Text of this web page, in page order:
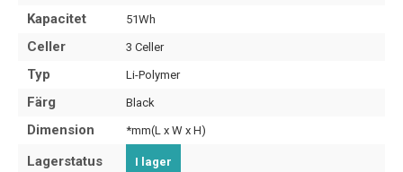
Kapacitet 51Wh
Celler 3 Celler
Typ Li-Polymer
Färg Black
Dimension *mm(L x W x H)
Lagerstatus I lager